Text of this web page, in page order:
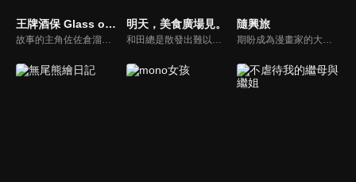
王牌酒保 Glass of God
故事的主角佐佐倉溜是任職於東京銀座「伊甸園」高級酒吧的一位調酒師，也就是俗稱的酒保。光顧這家酒吧的大多是生活有品味的成功人士，大家都因為佐佐倉溜出眾的調酒技術，送給他一個「神之酒杯」的雅號。就在這樣一個格調高雅的酒吧中發生的人生故事，沒有激烈的肢體衝突，沒有跌宕的劇情鋪墊。讀者和觀眾感受到的是調酒師高超的技藝以及人生哲學。
明天，美食廣場見。
和田總是散發出難以親近的氛圍，而山本則因為辣妹風格的外表令人畏懼，兩人在班上各自總是獨來獨往。他們倆就讀不同的高中，卻幾乎每天都會在購物中心的美食廣場碰面。也不是特別要做什麼，就只是聊些瑣事，時而歡笑、時而哭泣、偶爾生氣……如此度過無所事事的時光。要不要稍微偷窺一下，這兩人輕鬆自在的放學時光呢？
隨興旅
期盼成為漫畫家的大學生——鈴森千花，雖然獲得新人獎，卻為了遲遲無法獲得連載機會而苦惱。於是，她萌生了「好想去旅行」的念頭，並且在社群網站上隨性地舉辦了旅行地點的票選活動。沒想到投票人數多到超乎想像，搞得自己下不了台階！然而，她自身是真的擁有想去旅行的心情。既然如此，她便下定決心要依靠問卷的結果，來一場毫無計畫的隨機旅行！